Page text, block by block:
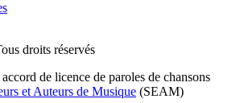
droits réservés
de licence de paroles de chansons
et Auteurs de Musique (SEAM)